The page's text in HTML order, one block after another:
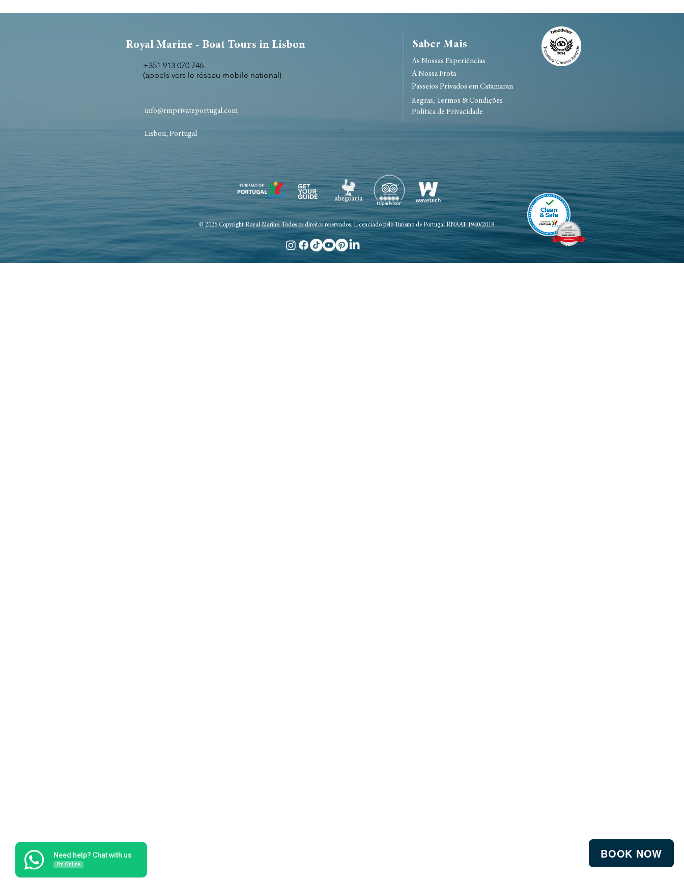
Royal Marine - Boat Tours in Lisbon
+351 913 070 746
(appels vers le réseau mobile national)
info@rmprivateportugal.com
Lisbon, Portugal
Saber Mais
Passeios Privados em Catamaran
Política de Privacidade
A Nossa Frota
Regras, Termos & Condições
As Nossas Experiências
© 2026 Copyright Royal Marine. Todos os direitos reservados. Licenciado pelo Turismo de Portugal RNAAT 1940/2018
Need help? Chat with us
I'm Online
BOOK NOW